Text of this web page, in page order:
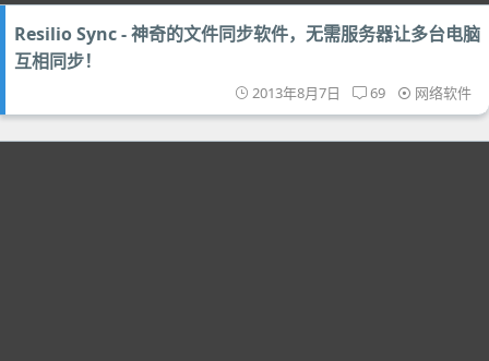
Resilio Sync - 神奇的文件同步软件，无需服务器让多台电脑
互相同步！
2013年8月7日 69 网络软件